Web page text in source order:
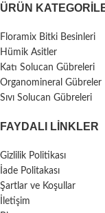
ÜRÜN
Floramix Bitki Besinleri
Hümik Asitler
Katı Solucan Gübreleri
Organomineral Gübreler
Sıvı Solucan Gübreleri
FAYDALI LİNKLER
Gizlilik Politikası
İade Politakası
Şartlar ve Koşullar
İletişim